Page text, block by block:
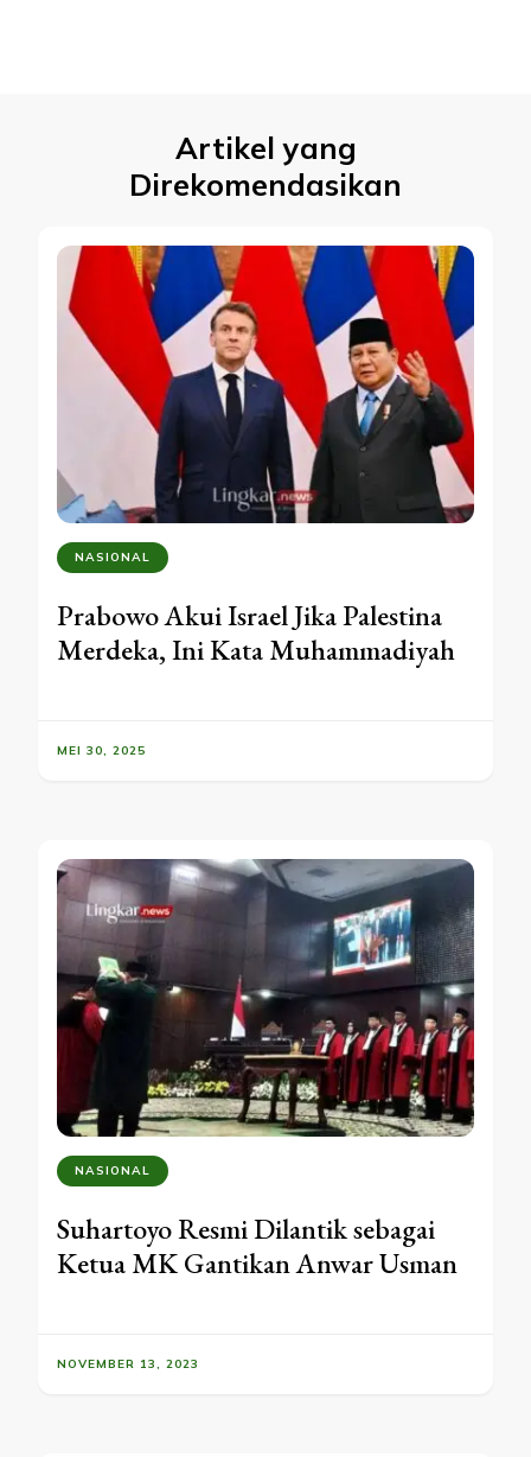
Artikel yang
Direkomendasikan
NASIONAL
Prabowo Akui Israel Jika Palestina
Merdeka, Ini Kata Muhammadiyah
MEI 30, 2025
NASIONAL
Suhartoyo Resmi Dilantik sebagai
Ketua MK Gantikan Anwar Usman
NOVEMBER 13, 2023